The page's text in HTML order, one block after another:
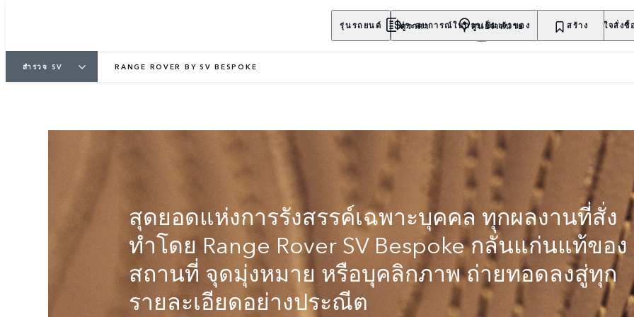
รุ่นรถยนต์ ประสบการณ์ในการเป็นเจ้าของ สำรวจ สนใจสั่งซื้
ดูราคา ศูนย์จำหน่าย สร้าง
สำรวจ SV RANGE ROVER BY SV BESPOKE
สุดยอดแห่งการรังสรรค์เฉพาะบุคคล ทุกผลงานที่สั่ง
ทำโดย Range Rover SV Bespoke กลั่นแก่นแท้ของ
สถานที่ จุดมุ่งหมาย หรือบุคลิกภาพ ถ่ายทอดลงสู่ทุก
รายละเอียดอย่างประณีต